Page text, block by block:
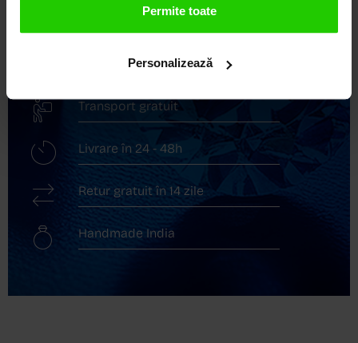
Permite toate
Personalizează
Livrare în cutie cadou
Transport gratuit
Livrare în 24 - 48h
Retur gratuit în 14 zile
Handmade India